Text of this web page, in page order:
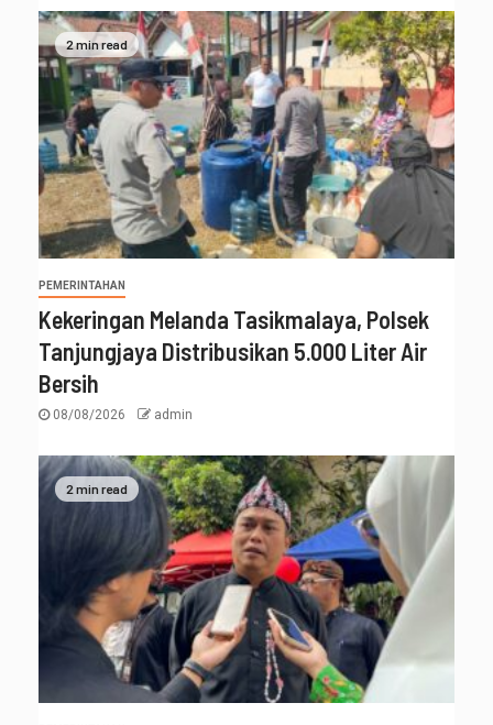
2 min read
PEMERINTAHAN
Kekeringan Melanda Tasikmalaya, Polsek
Tanjungjaya Distribusikan 5.000 Liter Air
Bersih
08/08/2026 admin
2 min read